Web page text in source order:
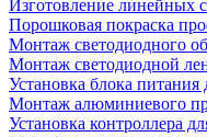
Изготовление линейных
Порошковая покраска
Монтаж светодиодного
Монтаж светодиодной
Установка блока питания
Монтаж алюминиевого
Установка контроллера